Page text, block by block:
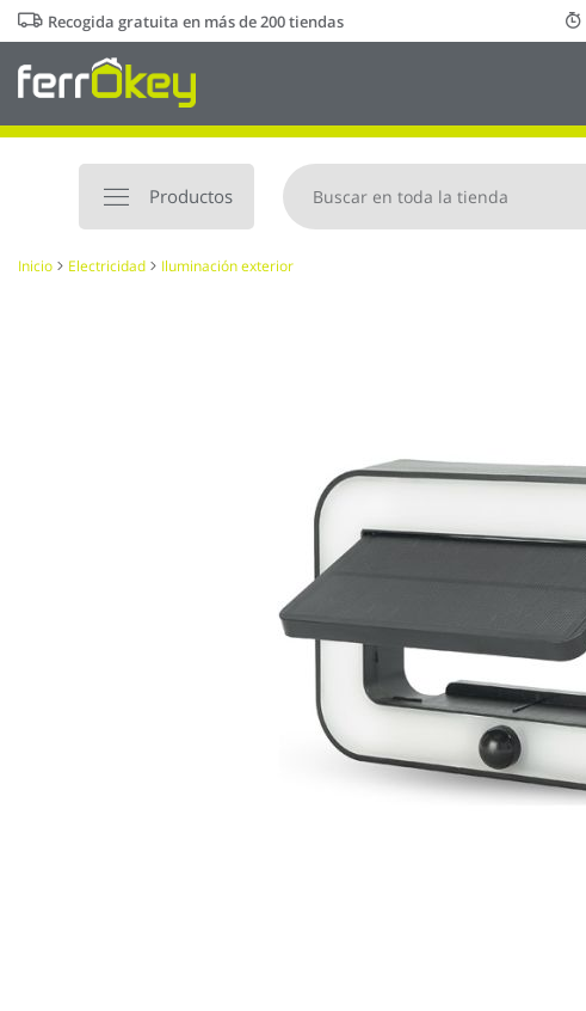
Ir
al
contenido
Recogida gratuita en más de 200 tiendas
Productos
Inicio Electricidad Iluminación exterior